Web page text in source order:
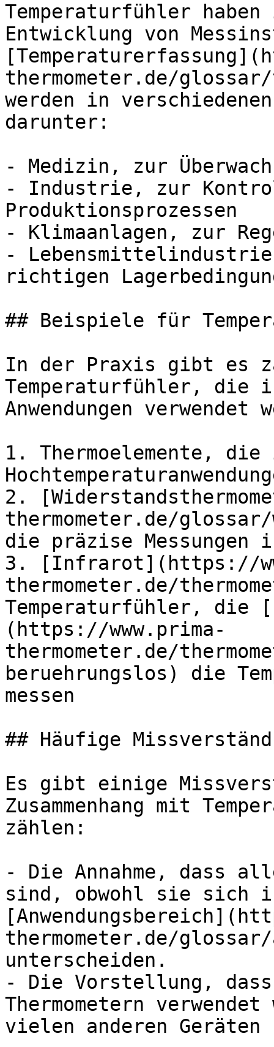
Temperaturfühler
Entwicklung von
thermometer.de/
werden in
darunter:
- Medizin, zur
- Industrie, zur
Produktionsprozessen
- Klimaanlagen, zur
-
richtigen
## Beispiele für
In der Praxis gibt es
Temperaturfühler, die
Anwendungen verwendet
1. Thermoelemente, die
2.
thermometer.de/
die präzise Messungen
3. [Infrarot](https://
thermometer.de/
Temperaturfühler, die
(https://www.prima-
thermometer.de/
beruehrungslos) die
messen
## Häufige
Es gibt einige
Zusammenhang mit
zählen:
- Die Annahme, dass
sind, obwohl sie sich
thermometer.de/glossar/
unterscheiden.
- Die Vorstellung,
Thermometern
vielen anderen Geräten